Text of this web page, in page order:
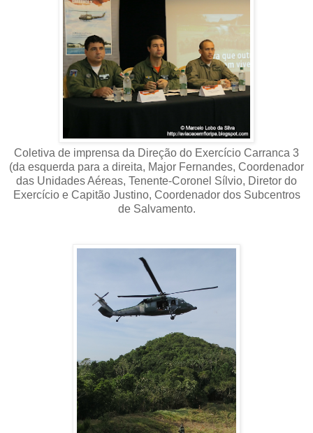
Coletiva de imprensa da Direção do Exercício Carranca 3
(da esquerda para a direita, Major Fernandes, Coordenador
das Unidades Aéreas, Tenente-Coronel Sílvio, Diretor do
Exercício e Capitão Justino, Coordenador dos Subcentros
de Salvamento.